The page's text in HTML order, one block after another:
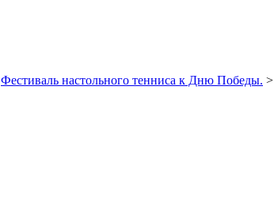
Фестиваль настольного тенниса к Дню Победы. >